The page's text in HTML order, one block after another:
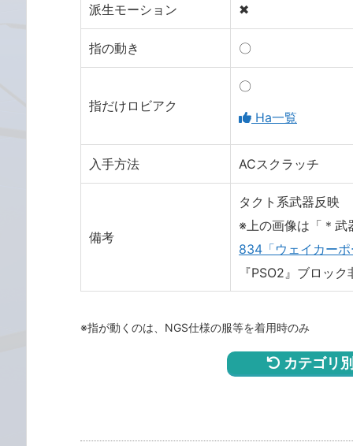
派生モーション ✖
指の動き 〇
指だけロビアク
〇
Ha一覧
入手方法 ACスクラッチ
備考
タクト系武器反映
※上の画像は「＊武
834「ウェイカー
『PSO2』ブロック
※指が動くのは、NGS仕様の服等を着用時のみ
カテゴリ